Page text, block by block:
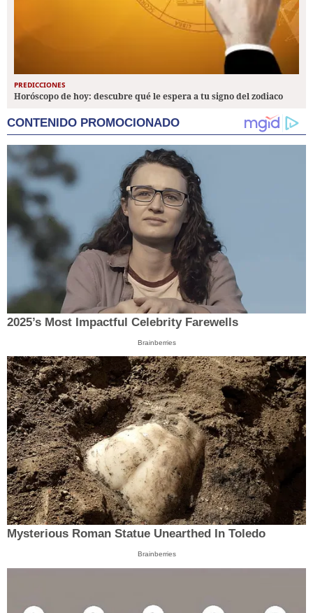
PREDICCIONES
Horóscopo de hoy: descubre qué le espera a tu signo del zodiaco
CONTENIDO PROMOCIONADO
2025’s Most Impactful Celebrity Farewells
Brainberries
Mysterious Roman Statue Unearthed In Toledo
Brainberries